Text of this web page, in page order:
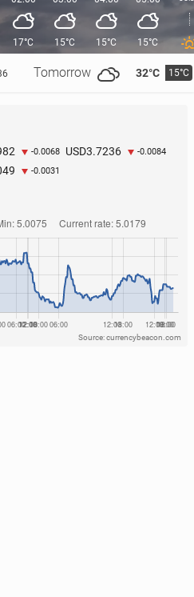
Tomorrow 32°C 15°C
17°C 15°C 15°C 15°C
-0.0068 USD3.7236 -0.0084
-0.0031
Source: currencybeacon.com